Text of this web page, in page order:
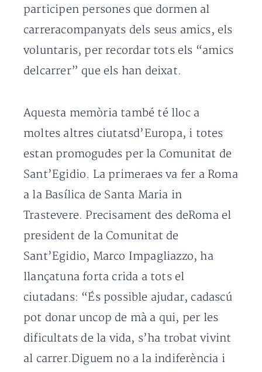
participen persones que dormen al
carreracompanyats dels seus amics, els
voluntaris, per recordar tots els “amics
delcarrer” que els han deixat.
Aquesta memòria també té lloc a
moltes altres ciutatsd’Europa, i totes
estan promogudes per la Comunitat de
Sant’Egidio. La primeraes va fer a Roma
a la Basílica de Santa Maria in
Trastevere. Precisament des deRoma el
president de la Comunitat de
Sant’Egidio, Marco Impagliazzo, ha
llançatuna forta crida a tots el
ciutadans: “És possible ajudar, cadascú
pot donar uncop de mà a qui, per les
dificultats de la vida, s’ha trobat vivint
al carrer.Diguem no a la indiferència i